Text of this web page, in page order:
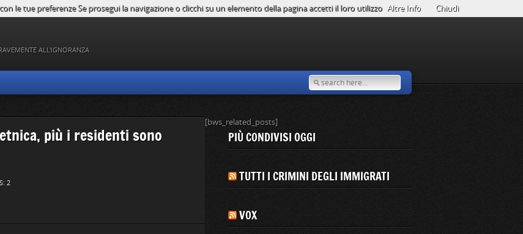
ALL'IGNORANZA
più i residenti sono
2
[bws_related_posts]
PIÙ CONDIVISI OGGI
TUTTI I CRIMINI DEGLI IMMIGRATI
VOX
le tue preferenze Se prosegui la navigazione o clicchi su un elemento della pagina accetti il loro utilizzo Altre Info Chiudi